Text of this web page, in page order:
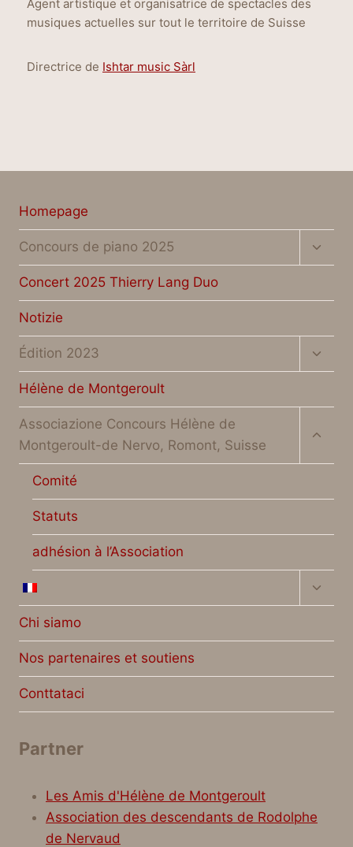
Agent artistique et organisatrice de spectacles des
musiques actuelles sur tout le territoire de Suisse
Directrice de Ishtar music Sàrl
Homepage
Concours de piano 2025
menu
Concert 2025 Thierry Lang Duo
Notizie
Édition 2023
menu
Hélène de Montgeroult
Associazione Concours Hélène de
Montgeroult-de Nervo, Romont, Suisse
menu
Comité
Statuts
adhésion à l’Association
menu
Chi siamo
Nos partenaires et soutiens
Conttataci
Partner
Les Amis d'Hélène de Montgeroult
Association des descendants de Rodolphe
de Nervaud